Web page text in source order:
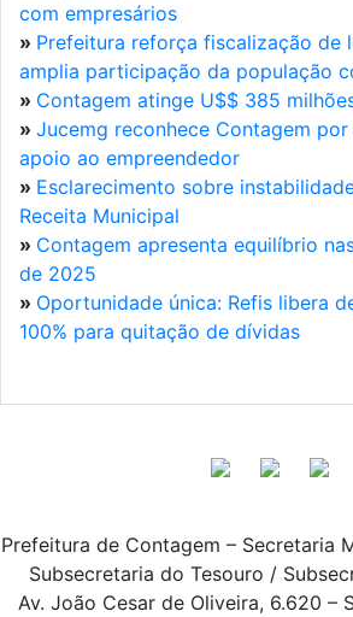
com empresários
» Prefeitura reforça fiscalização de
amplia participação da população
» Contagem atinge U$$ 385
» Jucemg reconhece Contagem
apoio ao empreendedor
» Esclarecimento sobre
Receita Municipal
» Contagem apresenta equilíbrio
de 2025
» Oportunidade única: Refis libera
100% para quitação de dívidas
Prefeitura de Contagem – Secretaria
Subsecretaria do Tesouro /
Av. João Cesar de Oliveira, 6.620 –